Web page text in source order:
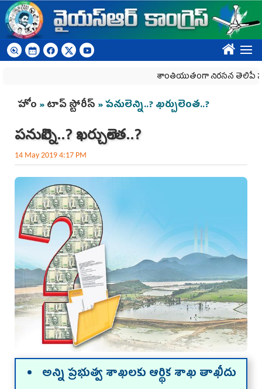
Skip to main content
????
శాంతియుతంగా నిరసన తెలిపే
You are here
హోం »టాప్ స్టోరీస్ » ప‌నులెన్ని..? ఖ‌ర్చులెంత‌..?
ప‌నులెన్ని..? ఖ‌ర్చులెంత‌..?
14 May 2019 4:17 PM
అన్ని ప్రభుత్వ శాఖలకు ఆర్థిక శాఖ తాఖీదు